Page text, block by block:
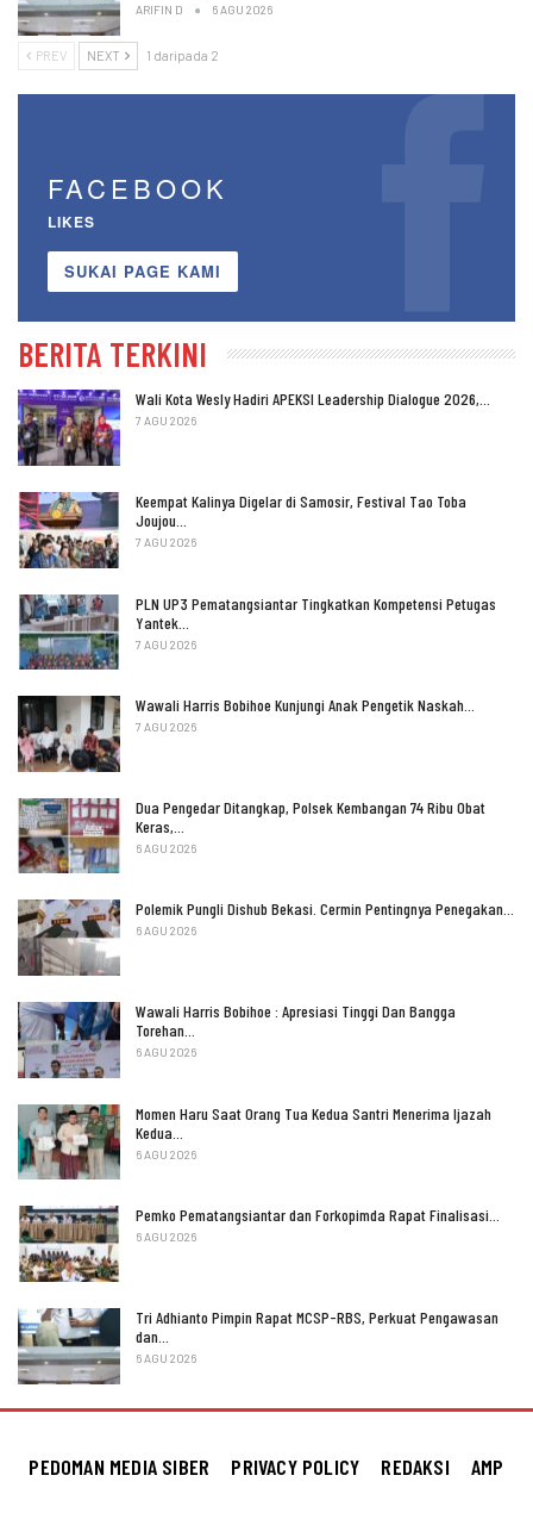
ARIFIN D 6 AGU 2026
PREV NEXT 1 daripada 2
FACEBOOK
LIKES
SUKAI PAGE KAMI
BERITA TERKINI
Wali Kota Wesly Hadiri APEKSI Leadership Dialogue 2026,…
7 AGU 2026
Keempat Kalinya Digelar di Samosir, Festival Tao Toba
Joujou…
7 AGU 2026
PLN UP3 Pematangsiantar Tingkatkan Kompetensi Petugas
Yantek…
7 AGU 2026
Wawali Harris Bobihoe Kunjungi Anak Pengetik Naskah…
7 AGU 2026
Dua Pengedar Ditangkap, Polsek Kembangan 74 Ribu Obat
Keras,…
6 AGU 2026
Polemik Pungli Dishub Bekasi. Cermin Pentingnya Penegakan…
6 AGU 2026
Wawali Harris Bobihoe : Apresiasi Tinggi Dan Bangga
Torehan…
6 AGU 2026
Momen Haru Saat Orang Tua Kedua Santri Menerima Ijazah
Kedua…
6 AGU 2026
Pemko Pematangsiantar dan Forkopimda Rapat Finalisasi…
6 AGU 2026
Tri Adhianto Pimpin Rapat MCSP-RBS, Perkuat Pengawasan
dan…
6 AGU 2026
PEDOMAN MEDIA SIBER PRIVACY POLICY REDAKSI AMP